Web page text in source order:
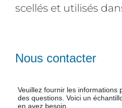
scellés et utilisés